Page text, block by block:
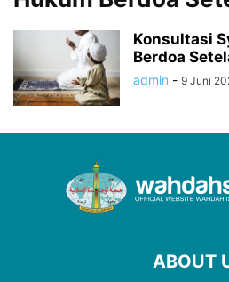
Konsultasi
Berdoa
admin - 9 Juni
ABOUT